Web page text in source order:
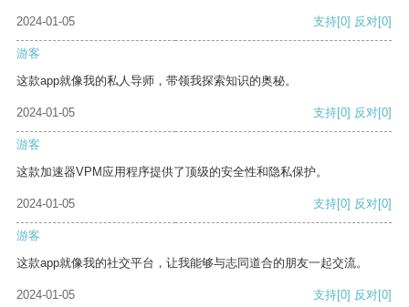
2024-01-05 支持[0] 反对[0]
游客
这款app就像我的私人导师，带领我探索知识的奥秘。
2024-01-05 支持[0] 反对[0]
游客
这款加速器VPM应用程序提供了顶级的安全性和隐私保护。
2024-01-05 支持[0] 反对[0]
游客
这款app就像我的社交平台，让我能够与志同道合的朋友一起交流。
2024-01-05 支持[0] 反对[0]